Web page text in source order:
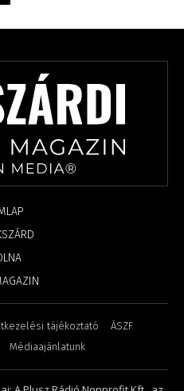
tájékoztató
ÁSZF
Médiaajánlatunk